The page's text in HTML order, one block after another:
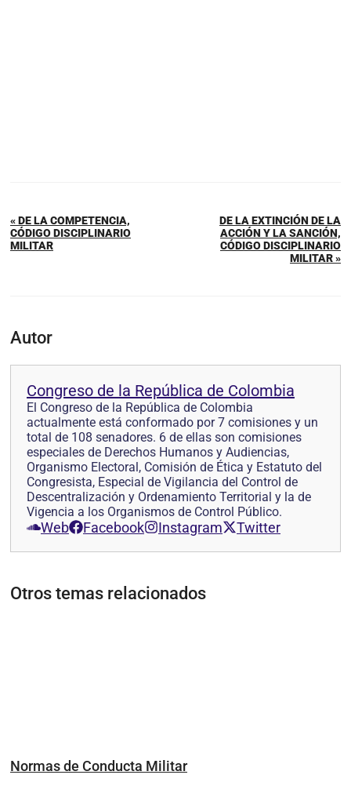
« DE LA COMPETENCIA,
CÓDIGO DISCIPLINARIO
MILITAR
DE LA EXTINCIÓN DE LA
ACCIÓN Y LA SANCIÓN,
CÓDIGO DISCIPLINARIO
MILITAR »
Autor
Congreso de la República de Colombia
El Congreso de la República de Colombia
actualmente está conformado por 7 comisiones y un
total de 108 senadores. 6 de ellas son comisiones
especiales de Derechos Humanos y Audiencias,
Organismo Electoral, Comisión de Ética y Estatuto del
Congresista, Especial de Vigilancia del Control de
Descentralización y Ordenamiento Territorial y la de
Vigencia a los Organismos de Control Público.
Web Facebook Instagram Twitter
Otros temas relacionados
Normas de Conducta Militar